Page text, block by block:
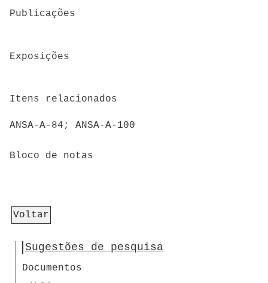
Publicações
Exposições
Itens relacionados
ANSA-A-84; ANSA-A-100
Bloco de notas
Voltar
Sugestões de pesquisa
Documentos